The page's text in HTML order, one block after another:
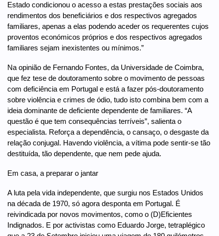
Estado condicionou o acesso a estas prestações sociais aos
rendimentos dos beneficiários e dos respectivos agregados
familiares, apenas a elas podendo aceder os requerentes cujos
proventos económicos próprios e dos respectivos agregados
familiares sejam inexistentes ou mínimos.”
Na opinião de Fernando Fontes, da Universidade de Coimbra,
que fez tese de doutoramento sobre o movimento de pessoas
com deficiência em Portugal e está a fazer pós-doutoramento
sobre violência e crimes de ódio, tudo isto combina bem com a
ideia dominante de deficiente dependente de familiares. “A
questão é que tem consequências terríveis”, salienta o
especialista. Reforça a dependência, o cansaço, o desgaste da
relação conjugal. Havendo violência, a vítima pode sentir-se tão
destituída, tão dependente, que nem pede ajuda.
Em casa, a preparar o jantar
A luta pela vida independente, que surgiu nos Estados Unidos
na década de 1970, só agora desponta em Portugal. É
reivindicada por novos movimentos, como o (D)Eficientes
Indignados. E por activistas como Eduardo Jorge, tetraplégico